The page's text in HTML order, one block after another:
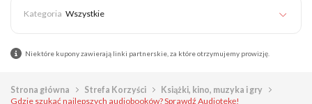
Wszystkie
Niektóre kupony zawierają linki partnerskie, za które otrzymujemy prowizję.
Strona główna Strefa Korzyści
Książki, kino, muzyka i gry
Gdzie szukać najlepszych audiobooków? Sprawdź Audiotekę!